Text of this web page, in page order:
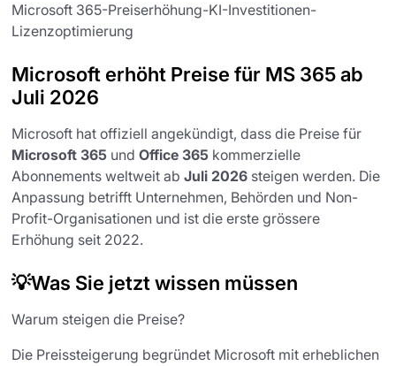
Microsoft 365-Preiserhöhung-KI-Investitionen-
Lizenzoptimierung
Microsoft erhöht Preise für MS 365 ab
Juli 2026
Microsoft hat offiziell angekündigt, dass die Preise für
Microsoft 365 undOffice 365 kommerzielle
Abonnements weltweit abJuli 2026 steigen werden. Die
Anpassung betrifft Unternehmen, Behörden und Non-
Profit-Organisationen und ist die erste grössere
Erhöhung seit 2022.
💡Was Sie jetzt wissen müssen
Warum steigen die Preise?
Die Preissteigerung begründet Microsoft mit erheblichen